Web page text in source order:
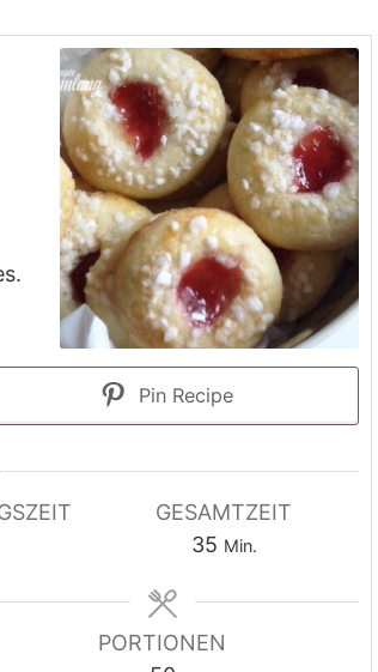
Pin Recipe
GESAMTZEIT
35Minuten
Min.
PORTIONEN